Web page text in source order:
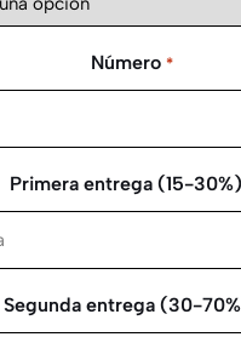
Número *
Primera entrega (15-30%)
Segunda entrega (30-